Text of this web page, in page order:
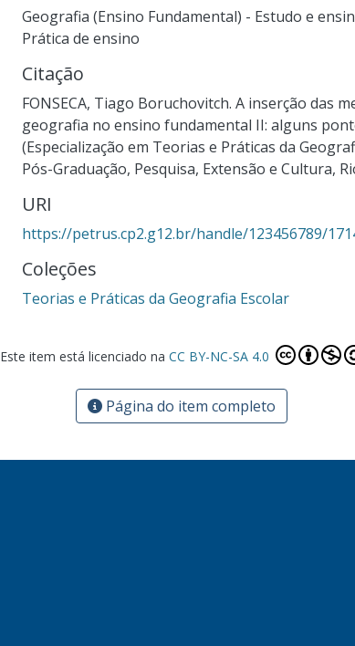
Geografia (Ensino Fundamental) - Estudo e
Prática de ensino
Citação
FONSECA, Tiago Boruchovitch. A inserção das
geografia no ensino fundamental II: alguns
(Especialização em Teorias e Práticas da
Pós-Graduação, Pesquisa, Extensão e Cultura,
URI
https://petrus.cp2.g12.br/handle/123456789/
Coleções
Teorias e Práticas da Geografia Escolar
Este item está licenciado na CC BY-NC-SA 4.0
Página do item completo